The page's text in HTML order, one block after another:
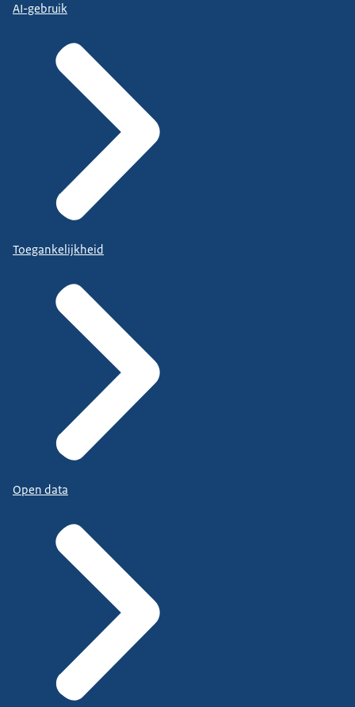
AI-gebruik
Toegankelijkheid
Open data